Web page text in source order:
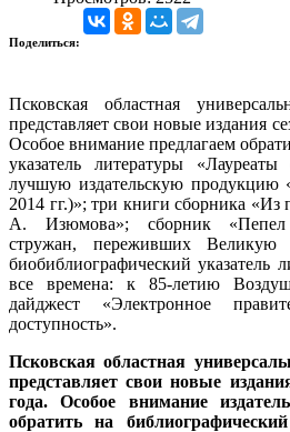
Поделиться:
Псковская областная
представляет свои новые издания
Особое внимание предлагаем
указатель литературы
лучшую издательскую продукцию
2014 гг.)»; три книги сборника «Из
А. Изюмова»; сборник
стружан, переживших Великую
биобиблиографический указатель
все времена: к 85-летию
дайджест «Электронное
доступность».
Псковская областная
представляет свои новые
года. Особое внимание
обратить на